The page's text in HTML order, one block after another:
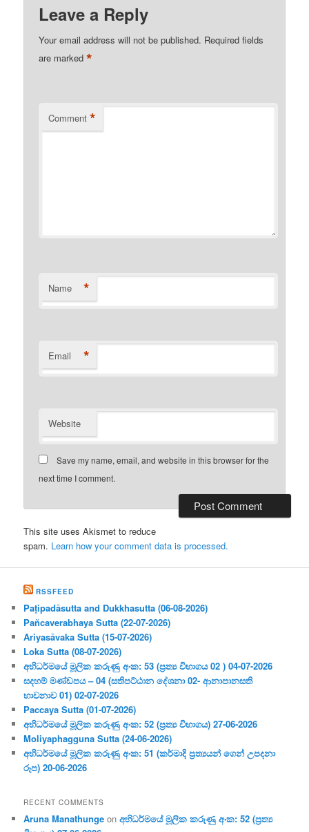
Leave a Reply
Your email address will not be published. Required fields
are marked*
Comment *
Name *
Email *
Website
Save my name, email, and website in this browser for the
next time I comment.
This site uses Akismet to reduce
spam. Learn how your comment data is processed.
RSSFEED
Paṭipadāsutta and Dukkhasutta (06-08-2026)
Pañcaverabhaya Sutta (22-07-2026)
Ariyasāvaka Sutta (15-07-2026)
Loka Sutta (08-07-2026)
අභිධර්මයේ මූලික කරුණු අංක: 53 (ප්‍ර‍ත්‍ය විභාගය 02 ) 04-07-2026
සදහම් මණ්ඩපය – 04 (සතිපට්ඨාන දේශනා 02- ආනාපානසති
භාවනාව 01) 02-07-2026
Paccaya Sutta (01-07-2026)
අභිධර්මයේ මූලික කරුණු අංක: 52 (ප්‍ර‍ත්‍ය විභාගය) 27-06-2026
Moliyaphagguna Sutta (24-06-2026)
අභිධර්මයේ මූලික කරුණු අංක: 51 (කර්මාදි ප්‍ර‍ත්‍යයන් ගෙන් උපදනා
රූප) 20-06-2026
RECENT COMMENTS
Aruna Manathunge onඅභිධර්මයේ මූලික කරුණු අංක: 52 (ප්‍ර‍ත්‍ය